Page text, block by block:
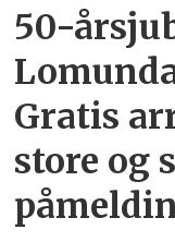
50-
Gratis
store og